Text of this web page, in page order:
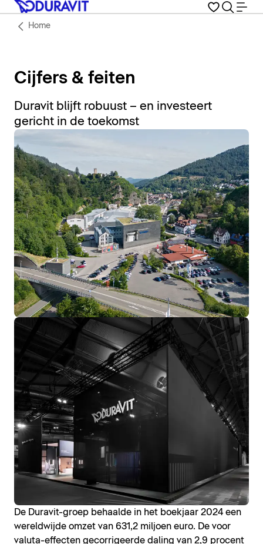
Home
Cijfers & feiten
Duravit blijft robuust – en investeert
gericht in de toekomst
De Duravit-groep behaalde in het boekjaar 2024 een
wereldwijde omzet van 631,2 miljoen euro. De voor
valuta-effecten gecorrigeerde daling van 2,9 procent